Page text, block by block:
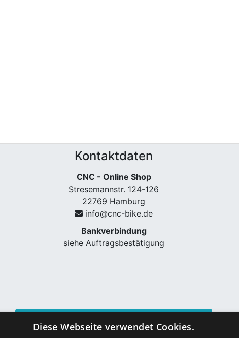
Kontaktdaten
CNC - Online Shop
Stresemannstr. 124-126
22769 Hamburg
info@cnc-bike.de
Bankverbindung
siehe Auftragsbestätigung
Diese Webseite verwendet Cookies.